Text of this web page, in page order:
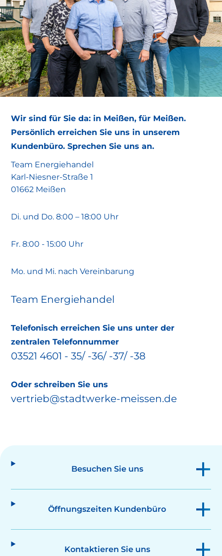
Wir sind für Sie da: in Meißen, für Meißen.
Persönlich erreichen Sie uns in unserem
Kundenbüro. Sprechen Sie uns an.
Team Energiehandel
Karl-Niesner-Straße 1
01662 Meißen
Di. und Do. 8:00 – 18:00 Uhr
Fr. 8:00 - 15:00 Uhr
Mo. und Mi. nach Vereinbarung
Team Energiehandel
Telefonisch erreichen Sie uns unter der
zentralen Telefonnummer
03521 4601 - 35/ -36/ -37/ -38
Oder schreiben Sie uns
vertrieb@stadtwerke-meissen.de
Besuchen Sie uns
Öffnungszeiten Kundenbüro
Kontaktieren Sie uns